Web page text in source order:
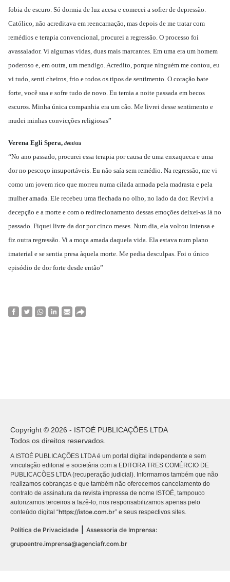
fobia de escuro. Só dormia de luz acesa e comecei a sofrer de depressão.
Católico, não acreditava em reencarnação, mas depois de me tratar com
remédios e terapia convencional, procurei a regressão. O processo foi
avassalador. Vi algumas vidas, duas mais marcantes. Em uma era um homem
poderoso e, em outra, um mendigo. Acredito, porque ninguém me contou, eu
vi tudo, senti cheiros, frio e todos os tipos de sentimento. O coração bate
forte, você sua e sofre tudo de novo. Eu temia a noite passada em becos
escuros. Minha única companhia era um cão. Me livrei desse sentimento e
mudei minhas convicções religiosas”
Verena Egli Spera, dentista
“No ano passado, procurei essa terapia por causa de uma enxaqueca e uma
dor no pescoço insuportáveis. Eu não saía sem remédio. Na regressão, me vi
como um jovem rico que morreu numa cilada armada pela madrasta e pela
mulher amada. Ele recebeu uma flechada no olho, no lado da dor. Revivi a
decepção e a morte e com o redirecionamento dessas emoções deixei-as lá no
passado. Fiquei livre da dor por cinco meses. Num dia, ela voltou intensa e
fiz outra regressão. Vi a moça amada daquela vida. Ela estava num plano
imaterial e se sentia presa àquela morte. Me pedia desculpas. Foi o único
episódio de dor forte desde então”
Copyright © 2026 - ISTOÉ PUBLICAÇÕES LTDA
Todos os direitos reservados.
A ISTOÉ PUBLICAÇÕES LTDA é um portal digital independente e sem
vinculação editorial e societária com a EDITORA TRES COMÉRCIO DE
PUBLICACÕES LTDA (recuperação judicial). Informamos também que não
realizamos cobranças e que também não oferecemos cancelamento do
contrato de assinatura da revista impressa de nome ISTOÉ, tampouco
autorizamos terceiros a fazê-lo, nos responsabilizamos apenas pelo
conteúdo digital “https://istoe.com.br” e seus respectivos sites.
Política de Privacidade
Assessoria de Imprensa:
grupoentre.imprensa@agenciafr.com.br